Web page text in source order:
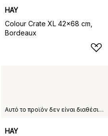
HAY
Colour Crate XL 42x68 cm,
Bordeaux
Αυτό το προϊόν δεν είναι διαθέσιμο στη χώρα παράδοσης που έχετε επιλέξει.
HAY